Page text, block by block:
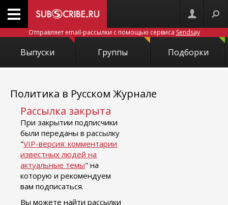
Отправляет email-рассылки с помощью сервиса Sendsay
Выпуски Группы Подборки
Политика в Русском Журнале
Рассылка закрыта
При закрытии подписчики
были переданы в рассылку
"VIP-версия: комментарии
известных людей на
актуальные темы" на
которую и рекомендуем
вам подписаться.
Вы можете найти рассылки